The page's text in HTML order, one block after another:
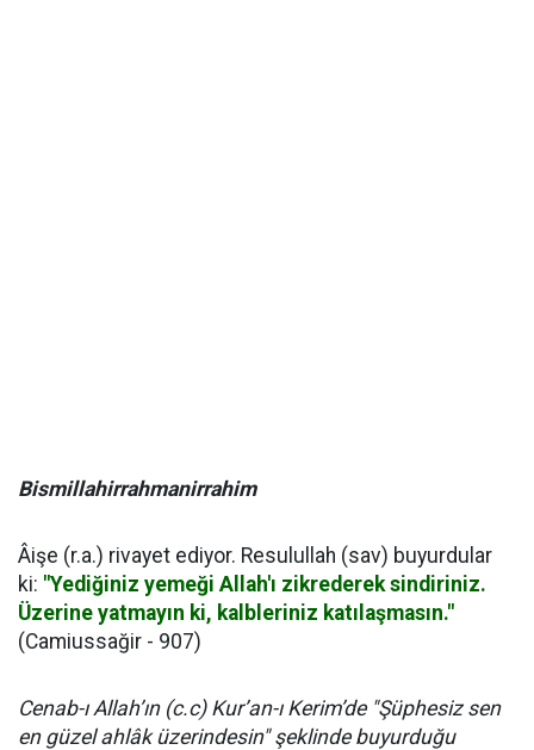
Bismillahirrahmanirrahim
Âişe (r.a.) rivayet ediyor. Resulullah (sav) buyurdular
ki: "Yediğiniz yemeği Allah'ı zikrederek sindiriniz.
Üzerine yatmayın ki, kalbleriniz katılaşmasın."
(Camiussağir - 907)
Cenab-ı Allah’ın (c.c) Kur’an-ı Kerim’de "Şüphesiz sen
en güzel ahlâk üzerindesin" şeklinde buyurduğu